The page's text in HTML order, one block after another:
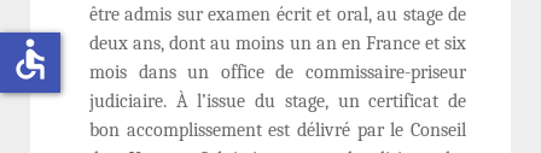
être admis sur examen écrit et oral, au stage de
deux ans, dont au moins un an en France et six
mois dans un office de commissaire-priseur
judiciaire. À l’issue du stage, un certificat de
bon accomplissement est délivré par le Conseil
accessible